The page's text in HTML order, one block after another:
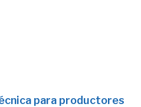
para productores